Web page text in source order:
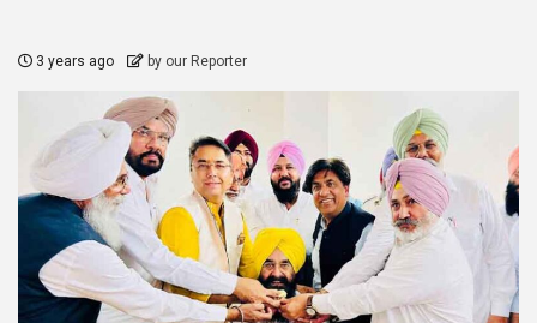
3 years ago by our Reporter